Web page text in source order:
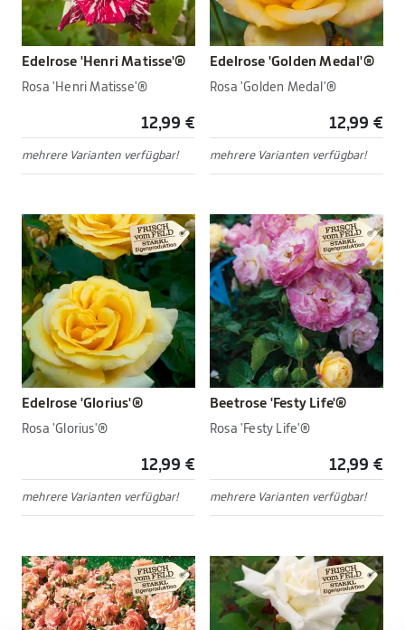
Edelrose 'Henri Matisse'®
Rosa 'Henri Matisse'®
12,99 €
mehrere Varianten verfügbar!
Edelrose 'Golden Medal'®
Rosa 'Golden Medal'®
12,99 €
mehrere Varianten verfügbar!
Edelrose 'Glorius'®
Rosa 'Glorius'®
12,99 €
mehrere Varianten verfügbar!
Beetrose 'Festy Life'®
Rosa 'Festy Life'®
12,99 €
mehrere Varianten verfügbar!